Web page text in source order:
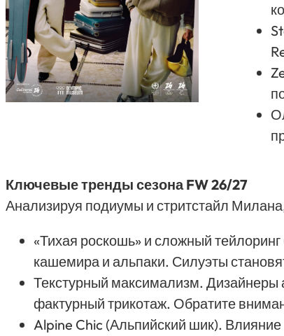
Ключевые тренды сезона FW 26/27
Анализируя подиумы и стритстайл
«Тихая роскошь» и сложный
кашемира и альпаки. Силуэты
Текстурный максимализм. Дизайнеры
фактурный трикотаж. Обратите
Alpine Chic (Альпийский шик).